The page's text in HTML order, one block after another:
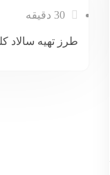
طرز تهیه سالاد